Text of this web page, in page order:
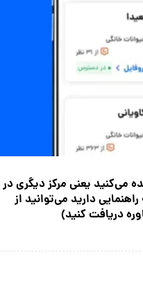
می‌کنید یعنی مرکز دیگری در
دارید می‌توانید از
دریافت کنید)